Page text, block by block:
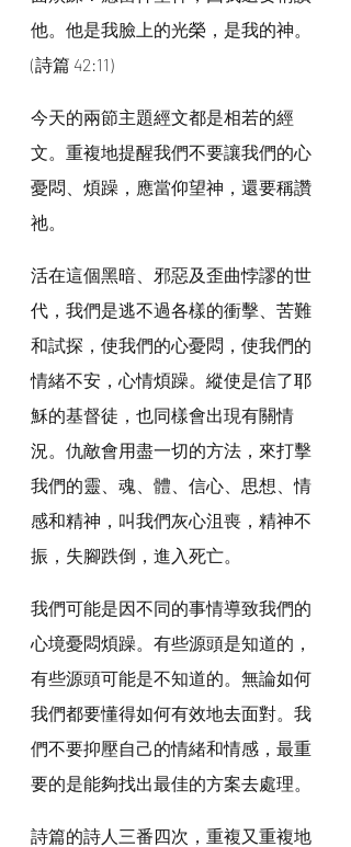
他。他是我臉上的光榮，是我的神。
(詩篇 42:11)
今天的兩節主題經文都是相若的經
文。重複地提醒我們不要讓我們的心
憂悶、煩躁，應當仰望神，還要稱讚
祂。
活在這個黑暗、邪惡及歪曲悖謬的世
代，我們是逃不過各樣的衝擊、苦難
和試探，使我們的心憂悶，使我們的
情緒不安，心情煩躁。縱使是信了耶
穌的基督徒，也同樣會出現有關情
況。仇敵會用盡一切的方法，來打擊
我們的靈、魂、體、信心、思想、情
感和精神，叫我們灰心沮喪，精神不
振，失腳跌倒，進入死亡。
我們可能是因不同的事情導致我們的
心境憂悶煩躁。有些源頭是知道的，
有些源頭可能是不知道的。無論如何
我們都要懂得如何有效地去面對。我
們不要抑壓自己的情緒和情感，最重
要的是能夠找出最佳的方案去處理。
詩篇的詩人三番四次，重複又重複地